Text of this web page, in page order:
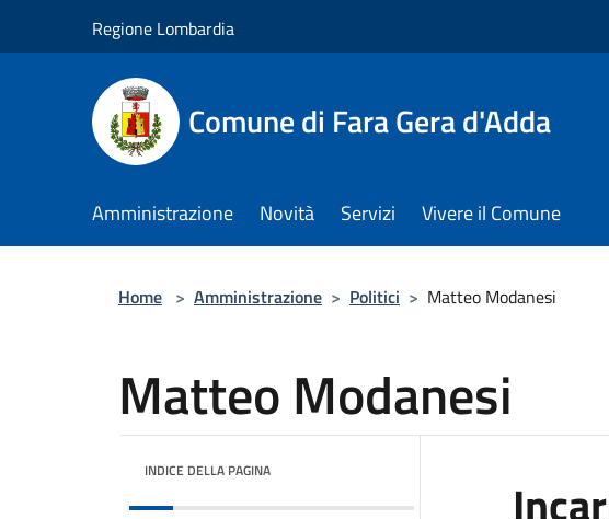
Regione Lombardia
Comune di Fara Gera d'Adda
Amministrazione Novità Servizi Vivere il Comune
Home > Amministrazione > Politici > Matteo Modanesi
Matteo Modanesi
INDICE DELLA PAGINA